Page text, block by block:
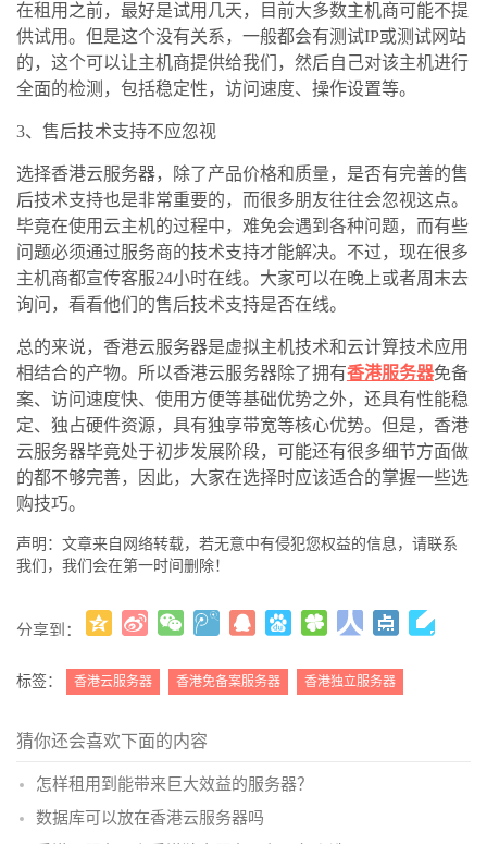
在租用之前，最好是试用几天，目前大多数主机商可能不提
供试用。但是这个没有关系，一般都会有测试IP或测试网站
的，这个可以让主机商提供给我们，然后自己对该主机进行
全面的检测，包括稳定性，访问速度、操作设置等。
3、售后技术支持不应忽视
选择香港云服务器，除了产品价格和质量，是否有完善的售
后技术支持也是非常重要的，而很多朋友往往会忽视这点。
毕竟在使用云主机的过程中，难免会遇到各种问题，而有些
问题必须通过服务商的技术支持才能解决。不过，现在很多
主机商都宣传客服24小时在线。大家可以在晚上或者周末去
询问，看看他们的售后技术支持是否在线。
总的来说，香港云服务器是虚拟主机技术和云计算技术应用
相结合的产物。所以香港云服务器除了拥有香港服务器免备
案、访问速度快、使用方便等基础优势之外，还具有性能稳
定、独占硬件资源，具有独享带宽等核心优势。但是，香港
云服务器毕竟处于初步发展阶段，可能还有很多细节方面做
的都不够完善，因此，大家在选择时应该适合的掌握一些选
购技巧。
声明：文章来自网络转载，若无意中有侵犯您权益的信息，请联系
我们，我们会在第一时间删除！
分享到：
( )
标签： 香港云服务器 香港免备案服务器 香港独立服务器
猜你还会喜欢下面的内容
怎样租用到能带来巨大效益的服务器？
数据库可以放在香港云服务器吗